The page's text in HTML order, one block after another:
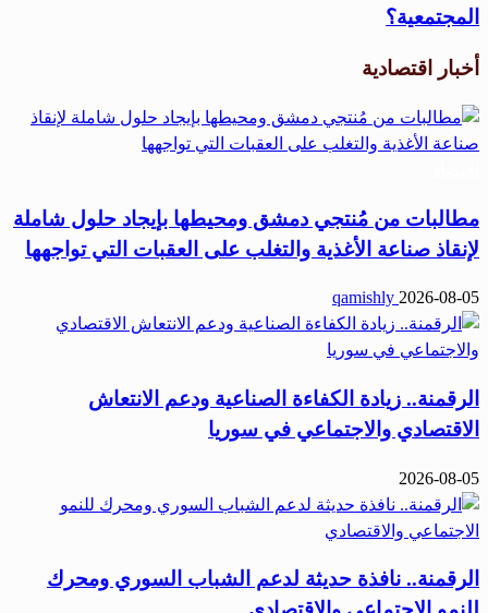
المجتمعية؟
أخبار اقتصادية
مطالبات من مُنتجي دمشق ومحيطها بإيجاد حلول شاملة
لإنقاذ صناعة الأغذية والتغلب على العقبات التي تواجهها
qamishly 2026-08-05
الرقمنة.. زيادة الكفاءة الصناعية ودعم الانتعاش
الاقتصادي والاجتماعي في سوريا
2026-08-05
الرقمنة.. نافذة حديثة لدعم الشباب السوري ومحرك